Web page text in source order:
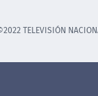
TELEVISIÓN